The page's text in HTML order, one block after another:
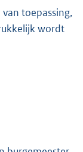
toepassing,
wordt